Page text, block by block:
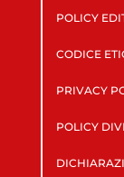
POLICY
CODICE
PRIVACY
POLICY